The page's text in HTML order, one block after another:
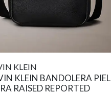
KLEIN
KLEIN BANDOLERA PIEL
RAISED REPORTED